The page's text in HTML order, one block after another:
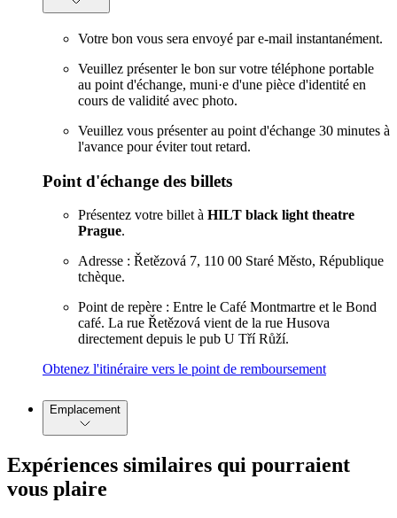
Votre bon vous sera envoyé par e-mail instantanément.
Veuillez présenter le bon sur votre téléphone portable
au point d'échange, muni·e d'une pièce d'identité en
cours de validité avec photo.
Veuillez vous présenter au point d'échange 30 minutes à
l'avance pour éviter tout retard.
Point d'échange des billets
Présentez votre billet à HILT black light theatre
Prague.
Adresse : Řetězová 7, 110 00 Staré Město, République
tchèque.
Point de repère : Entre le Café Montmartre et le Bond
café. La rue Řetězová vient de la rue Husova
directement depuis le pub U Tří Růží.
Obtenez l'itinéraire vers le point de remboursement
Emplacement
Expériences similaires qui pourraient
vous plaire